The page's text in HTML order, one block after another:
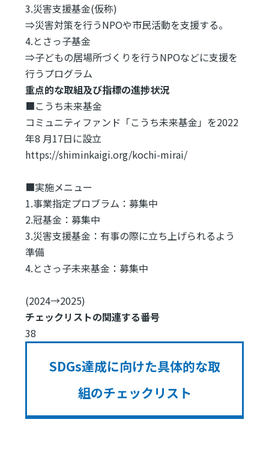
3.災害支援基金(仮称)
⇒災害対策を行うNPOや市民活動を支援する。
4.とさっ子基金
⇒子どもの居場所づくりを行うNPOなどに支援を
行うプログラム
重点的な取組及び指標の進捗状況
■こうち未来基金
コミュニティファンド「こうち未来基金」を2022
年8 月17日に設立
https://shiminkaigi.org/kochi-mirai/
■実施メニュー
1.事業指定プロブラム：募集中
2.冠基金：募集中
3.災害支援基金：有事の際に立ち上げられるよう
準備
4.とさっ子未来基金：募集中
(2024→2025)
チェックリストの関連する番号
38
SDGs達成に向けた具体的な取
組のチェックリスト